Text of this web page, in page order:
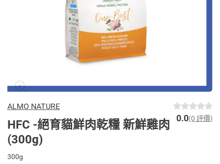
ALMO NATURE
HFC -絕育貓鮮肉乾糧 新鮮雞肉
(300g)
0.0(0 評價)
300g